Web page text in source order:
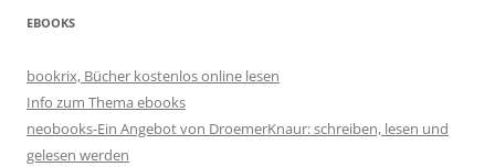
EBOOKS
bookrix, Bücher kostenlos online lesen
Info zum Thema ebooks
neobooks-Ein Angebot von DroemerKnaur: schreiben, lesen und
gelesen werden